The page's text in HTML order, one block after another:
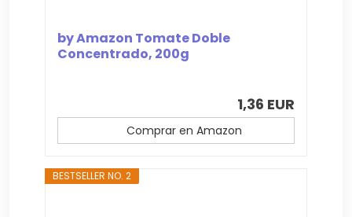
by Amazon Tomate Doble
Concentrado, 200g
1,36 EUR
Comprar en Amazon
BESTSELLER NO. 2